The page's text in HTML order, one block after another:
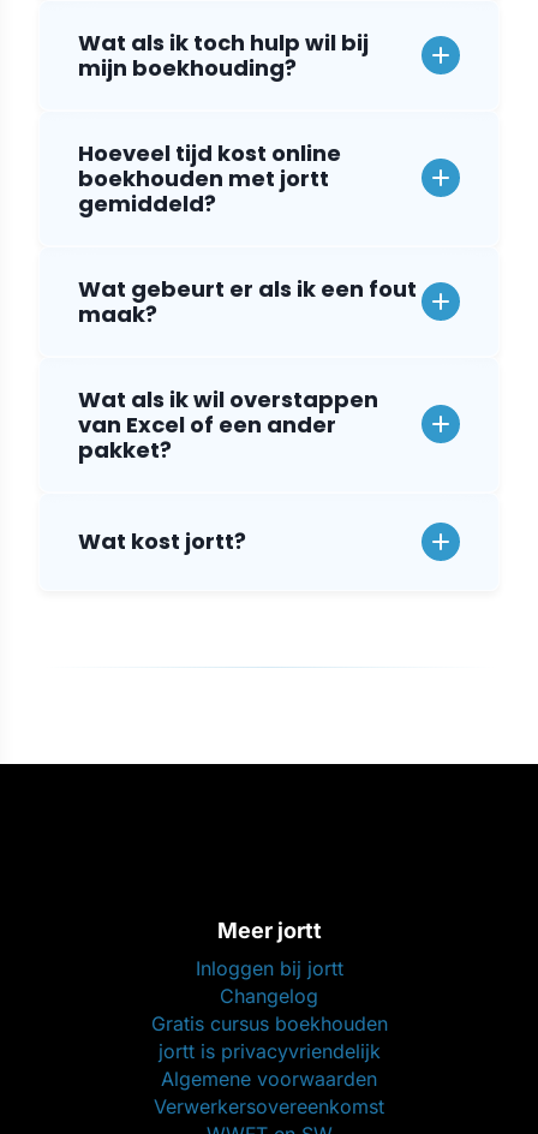
Wat als ik toch hulp wil bij
mijn boekhouding?
Hoeveel tijd kost online
boekhouden met jortt
gemiddeld?
Wat gebeurt er als ik een fout
maak?
Wat als ik wil overstappen
van Excel of een ander
pakket?
Wat kost jortt?
Meer jortt
Inloggen bij jortt
Changelog
Gratis cursus boekhouden
jortt is privacyvriendelijk
Algemene voorwaarden
Verwerkersovereenkomst